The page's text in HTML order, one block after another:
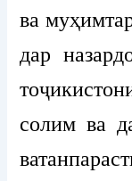
ва
дар
солим ва